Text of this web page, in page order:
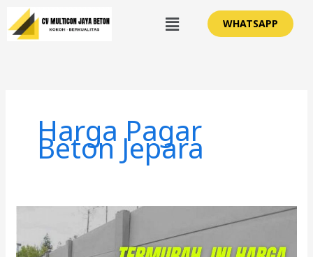
Lewati
ke
konten
Menu WHATSAPP
Harga Pagar
Beton Jepara
Panel